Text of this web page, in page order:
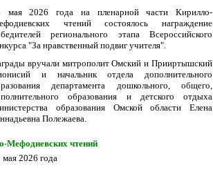
мая 2026 года на пленарной части Кирилло-
чтений состоялось награждение
регионального этапа Всероссийского
"За нравственный подвиг учителя".
вручали митрополит Омский и Прииртышский
и начальник отдела дополнительного
департамента дошкольного, общего,
образования и детского отдыха
образования Омской области Елена
Полежаева.
Мефодиевских чтений
мая 2026 года